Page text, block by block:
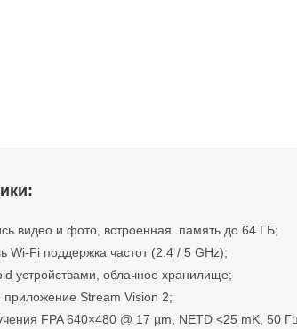
видео и фото, встроенная память до 64 ГБ;
Wi-Fi поддержка частот (2.4 / 5 GHz);
устройствами, облачное хранилище;
Stream Vision 2;
FPA 640×480 @ 17 µm, NETD <25 mK, 50